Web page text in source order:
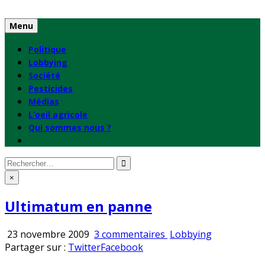
to
content
Menu
Politique
Lobbying
Société
Pesticides
Médias
L’oeil agricole
Qui sommes nous ?
Rechercher
: ×
Ultimatum en panne
23 novembre 2009 3 commentaires sur
Publié
Lobbying
Partager sur : TwitterFacebook